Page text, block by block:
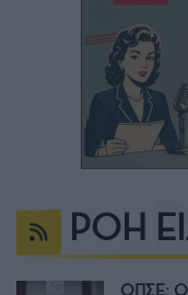
ΡΟΗ
ΟΠΣΕ: